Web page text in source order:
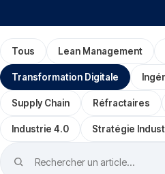
Tous Lean Management
Transformation Digitale
Supply Chain Réfractaires
Industrie 4.0 Stratégie